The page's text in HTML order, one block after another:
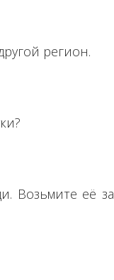
регион.
Возьмите её за